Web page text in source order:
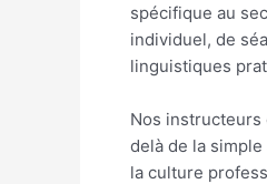
spécifique au
individuel, de
linguistiques
Nos instructeurs
delà de la
la culture